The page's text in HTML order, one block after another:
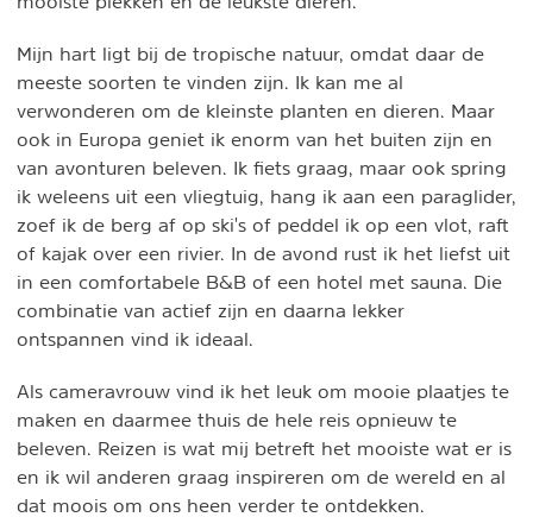
Mijn hart ligt bij de tropische natuur, omdat daar de
meeste soorten te vinden zijn. Ik kan me al
verwonderen om de kleinste planten en dieren. Maar
ook in Europa geniet ik enorm van het buiten zijn en
van avonturen beleven. Ik fiets graag, maar ook spring
ik weleens uit een vliegtuig, hang ik aan een paraglider,
zoef ik de berg af op ski's of peddel ik op een vlot, raft
of kajak over een rivier. In de avond rust ik het liefst uit
in een comfortabele B&B of een hotel met sauna. Die
combinatie van actief zijn en daarna lekker
ontspannen vind ik ideaal.
Als cameravrouw vind ik het leuk om mooie plaatjes te
maken en daarmee thuis de hele reis opnieuw te
beleven. Reizen is wat mij betreft het mooiste wat er is
en ik wil anderen graag inspireren om de wereld en al
dat moois om ons heen verder te ontdekken.